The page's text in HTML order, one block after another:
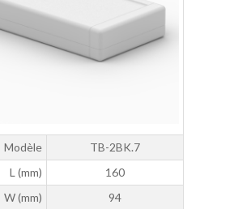
Modèle
TB-2BK.7
L (mm)
160
W (mm)
94